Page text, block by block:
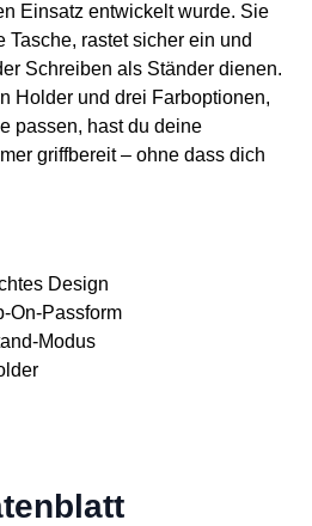
Einsatz entwickelt wurde. Sie
rastet sicher ein und
Schreiben als Ständer dienen.
Holder und drei Farboptionen,
passen, hast du deine
griffbereit – ohne dass dich
Design
On-Passform
Modus